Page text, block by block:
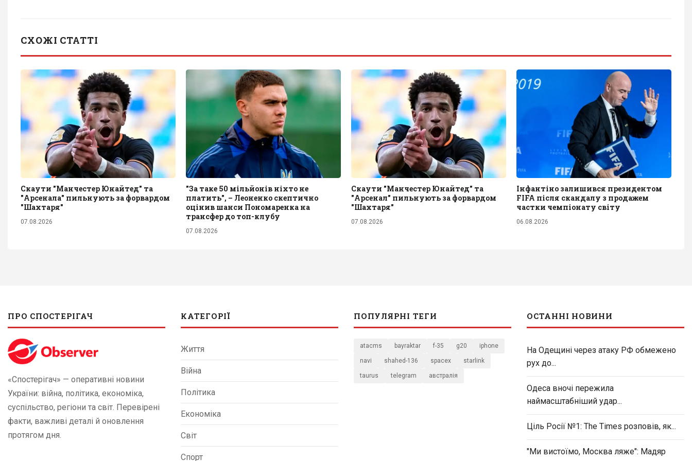
СХОЖІ СТАТТІ
Скаути "Манчестер Юнайтед" та
"Арсенала" пильнують за форвардом
"Шахтаря"
07.08.2026
"За таке 50 мільйонів ніхто не
платить", – Леоненко скептично
оцінив шанси Пономаренка на
трансфер до топ-клубу
07.08.2026
Скаути "Манчестер Юнайтед" та
"Арсенал" пильнують за форвардом
"Шахтаря"
07.08.2026
Інфантіно залишився президентом
FIFA після скандалу з продажем
частки чемпіонату світу
06.08.2026
ПРО СПОСТЕРІГАЧ
«Спостерігач» — оперативні новини
України: війна, політика, економіка,
суспільство, регіони та світ. Перевірені
факти, важливі деталі й оновлення
протягом дня.
КАТЕГОРІЇ
Життя
Війна
Політика
Економіка
Світ
Спорт
ПОПУЛЯРНІ ТЕГИ
atacms bayraktar f-35 g20 iphone
navi shahed-136 spacex starlink
taurus telegram австралія
ОСТАННІ НОВИНИ
На Одещині через атаку РФ обмежено
рух до...
Одеса вночі пережила
наймасштабніший удар...
Ціль Росії №1: The Times розповів, як...
"Ми вистоїмо, Москва ляже": Мадяр